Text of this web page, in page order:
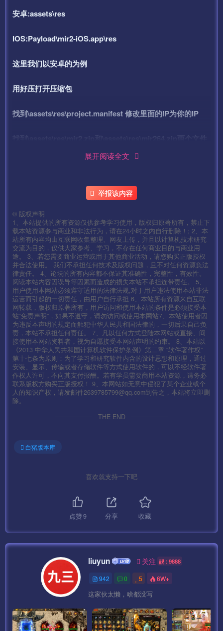
安卓:assets\res
IOS:Payload\mir2-iOS.app\res
这里我们以安卓的为例
用好压打开压缩包
找到\assets\res\project.manifest 修改里面的IP为你的IP
找到\assets\res\mir2.zip和\assets\res\mir264.zip两个文件
mir2.scenes.sfselect.scene
mir2.def.ip
两个分别修改好了后。替换回去。
替换好了后使用签名工具签名即可.
签名工具 很多这里不做演示了
PS:安卓 修改 mir2.zip 苹果修改mir264.zip 不用两个都一起
改也可以的
我使用模拟器 不签名也可以
http://106.12.121.18:99/pay.php
GM后台：
下面我们启动服务.
——————————————————————————–
按顺序启动游戏即可。
第一步:1-启动网站 （点击启动 显示两个绿灯为正常）
第二步:2-DBServer （点击START ENGINE）
展开阅读全文
举报该内容
© 版权声明
1、本站提供的所有资源仅供参考学习使用，版权归原著所有，禁止下
载本站资源参与商业和非法行为，请在24小时之内自行删除！; 2、本
站所有内容均由互联网收集整理、网友上传，并且以计算机技术研究
交流为目的，仅供大家参考、学习，不存在任何商业目的与商业用
途。 3、若您需要商业运营或用于其他商业活动，请您购买正版授权
并合法使用。 我们不承担任何技术及版权问题，且不对任何资源负法
律责任。 4、论坛的所有内容都不保证其准确性，完整性，有效性。
阅读本站内容因误导等因素而造成的损失本站不承担连带责任。 5、
用户使用本网站必须遵守适用的法律法规,对于用户违法使用本站非法
运营而引起的一切责任，由用户自行承担 6、本站所有资源来自互联
网转载，版权归原著所有，用户访问和使用本站的条件是必须接受本
站“免责声明”，如果不遵守，请勿访问或使用本网站7、本站使用者因
为违反本声明的规定而触犯中华人民共和国法律的，一切后果自己负
责，本站不承担任何责任。 7、凡以任何方式登陆本网站或直接、间
接使用本网站资料者，视为自愿接受本网站声明的约束。 8、本站以
《2013 中华人民共和国计算机软件保护条例》第二章 “软件著作权”
第十七条为原则：为了学习和研究软件内含的设计思想和原理，通过
安装、显示、传输或者存储软件等方式使用软件的，可以不经软件著
作权人许可，不向其支付报酬。若有学员需要商用本站资源，请务必
联系版权方购买正版授权！ 9、本网站如无意中侵犯了某个企业或个
人的知识产权，请发邮件2639785799@qq.com到告之，本站将立即删
除。
THE END
白猪版本库
喜欢就支持一下吧
点赞9 分享 收藏
liuyun 关注 靓 : 9888
942 0 5 6W+
这家伙太懒，啥都没写